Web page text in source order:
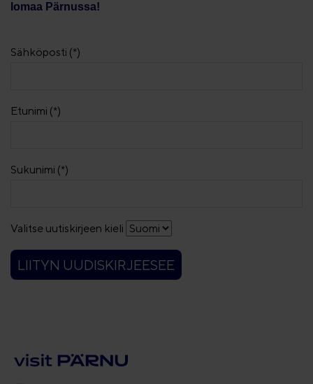
lomaa Pärnussa!
Sähköposti (*)
Etunimi (*)
Sukunimi (*)
Valitse uutiskirjeen kieli
LIITYN UUDISKIRJEESEE